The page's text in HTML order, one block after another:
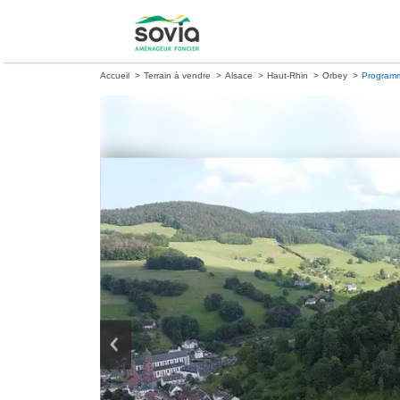
Accueil Terrain à vendre Alsace Haut-Rhin Orbey